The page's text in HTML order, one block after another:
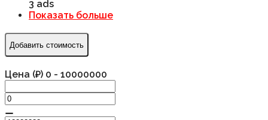
3 ads
Показать больше
Добавить стоимость
Цена (₽) 0 - 10000000
⚊